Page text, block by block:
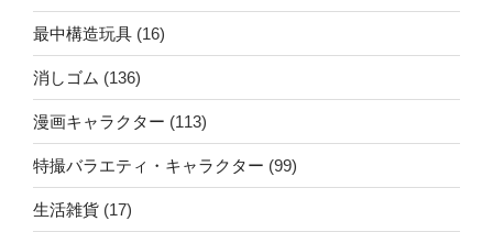
最中構造玩具 (16)
消しゴム (136)
漫画キャラクター (113)
特撮バラエティ・キャラクター (99)
生活雑貨 (17)